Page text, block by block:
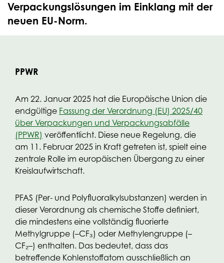
Verpackungslösungen im Einklang mit der
neuen EU-Norm.
PPWR
Am 22. Januar 2025 hat die Europäische Union die
endgültige Fassung der Verordnung (EU) 2025/40
über Verpackungen und Verpackungsabfälle
(PPWR) veröffentlicht. Diese neue Regelung, die
am 11. Februar 2025 in Kraft getreten ist, spielt eine
zentrale Rolle im europäischen Übergang zu einer
Kreislaufwirtschaft.
PFAS (Per- und Polyfluoralkylsubstanzen) werden in
dieser Verordnung als chemische Stoffe definiert,
die mindestens eine vollständig fluorierte
Methylgruppe (–CF₃) oder Methylen­gruppe (–
CF₂–) enthalten. Das bedeutet, dass das
betreffende Kohlenstoffatom ausschließlich an